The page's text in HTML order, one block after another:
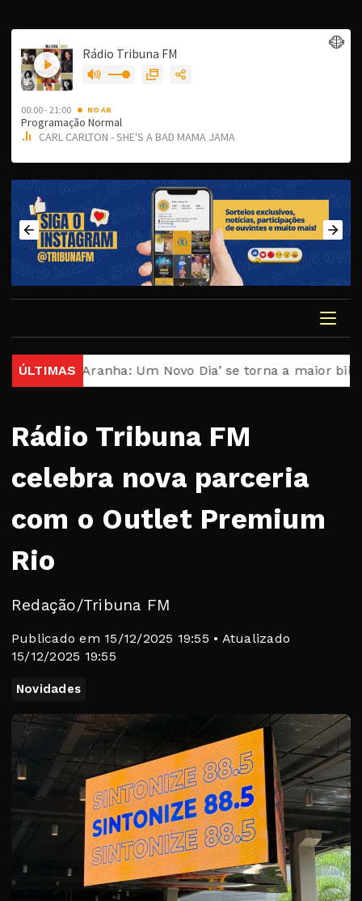
ÚLTIMAS
Aranha: Um Novo Dia’ se torna a maior bilheteria de
Rádio Tribuna FM
celebra nova parceria
com o Outlet Premium
Rio
Redação/Tribuna FM
Publicado em 15/12/2025 19:55 • Atualizado
15/12/2025 19:55
Novidades